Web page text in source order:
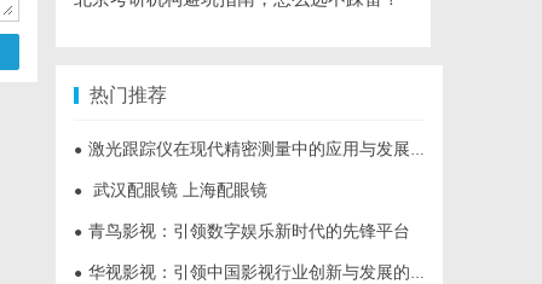
热门推荐
● 激光跟踪仪在现代精密测量中的应用与发展趋势
● 武汉配眼镜 上海配眼镜
● 青鸟影视：引领数字娱乐新时代的先锋平台
● 华视影视：引领中国影视行业创新与发展的旗舰力量